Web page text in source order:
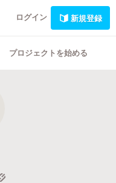
ログイン 新規登録
プロジェクトを始める